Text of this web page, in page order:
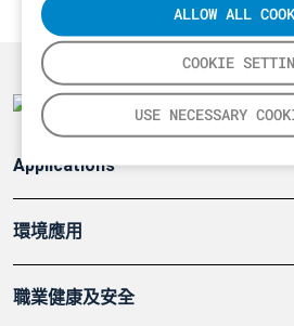
COOKIE
USE NECESSARY
ALLOW ALL
Applications
環境應用
職業健康及安全